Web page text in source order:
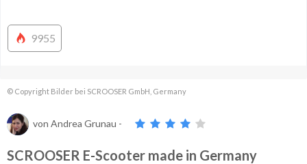
9955
© Copyright Bilder bei SCROOSER GmbH, Germany
von Andrea Grunau -
SCROOSER E-Scooter made in Germany